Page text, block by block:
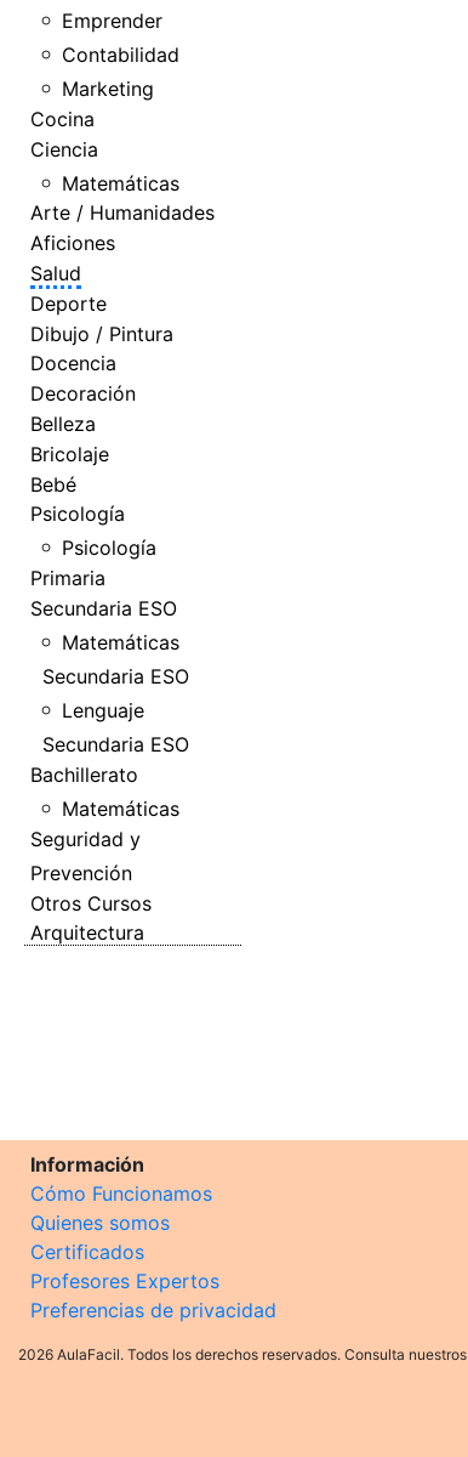
Emprender
Contabilidad
Marketing
Cocina
Ciencia
Matemáticas
Arte / Humanidades
Aficiones
Salud
Deporte
Dibujo / Pintura
Docencia
Decoración
Belleza
Bricolaje
Bebé
Psicología
Psicología
Primaria
Secundaria ESO
Matemáticas
Secundaria ESO
Lenguaje
Secundaria ESO
Bachillerato
Matemáticas
Seguridad y
Prevención
Otros Cursos
Arquitectura
Información
Cómo Funcionamos
Quienes somos
Certificados
Profesores Expertos
Preferencias de privacidad
2026 AulaFacil. Todos los derechos reservados. Consulta nuestros